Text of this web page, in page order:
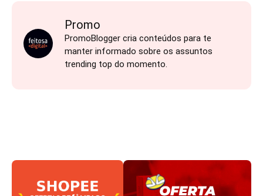
Promo
PromoBlogger cria conteúdos para te
manter informado sobre os assuntos
trending top do momento.